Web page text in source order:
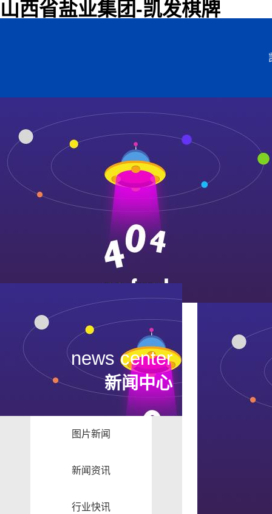
山西省盐业集团-凯发棋牌
news center
新闻中心
图片新闻
新闻资讯
行业快讯